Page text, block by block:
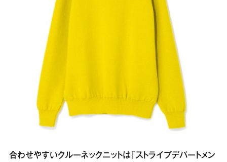
合わせやすいクルーネックニットは『ストライプデパートメン